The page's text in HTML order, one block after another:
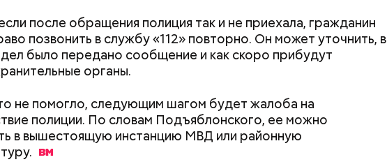
после обращения полиция так и не приехала, гражданин
позвонить в службу «112» повторно. Он может уточнить, в
было передано сообщение и как скоро прибудут
органы.
не помогло, следующим шагом будет жалоба на
полиции. По словам Подъяблонского, ее можно
в вышестоящую инстанцию МВД или районную